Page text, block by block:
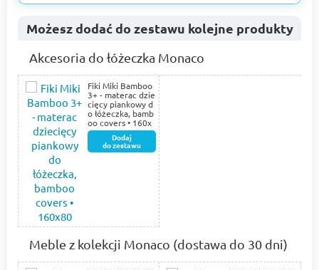
Możesz dodać do zestawu kolejne produkty
Akcesoria do łóżeczka Monaco
Fiki Miki Bamboo
3+ - materac dzie
cięcy piankowy d
o łóżeczka, bamb
oo covers • 160х
80
Dodaj
do zestawu
Meble z kolekcji Monaco (dostawa do 30 dni)